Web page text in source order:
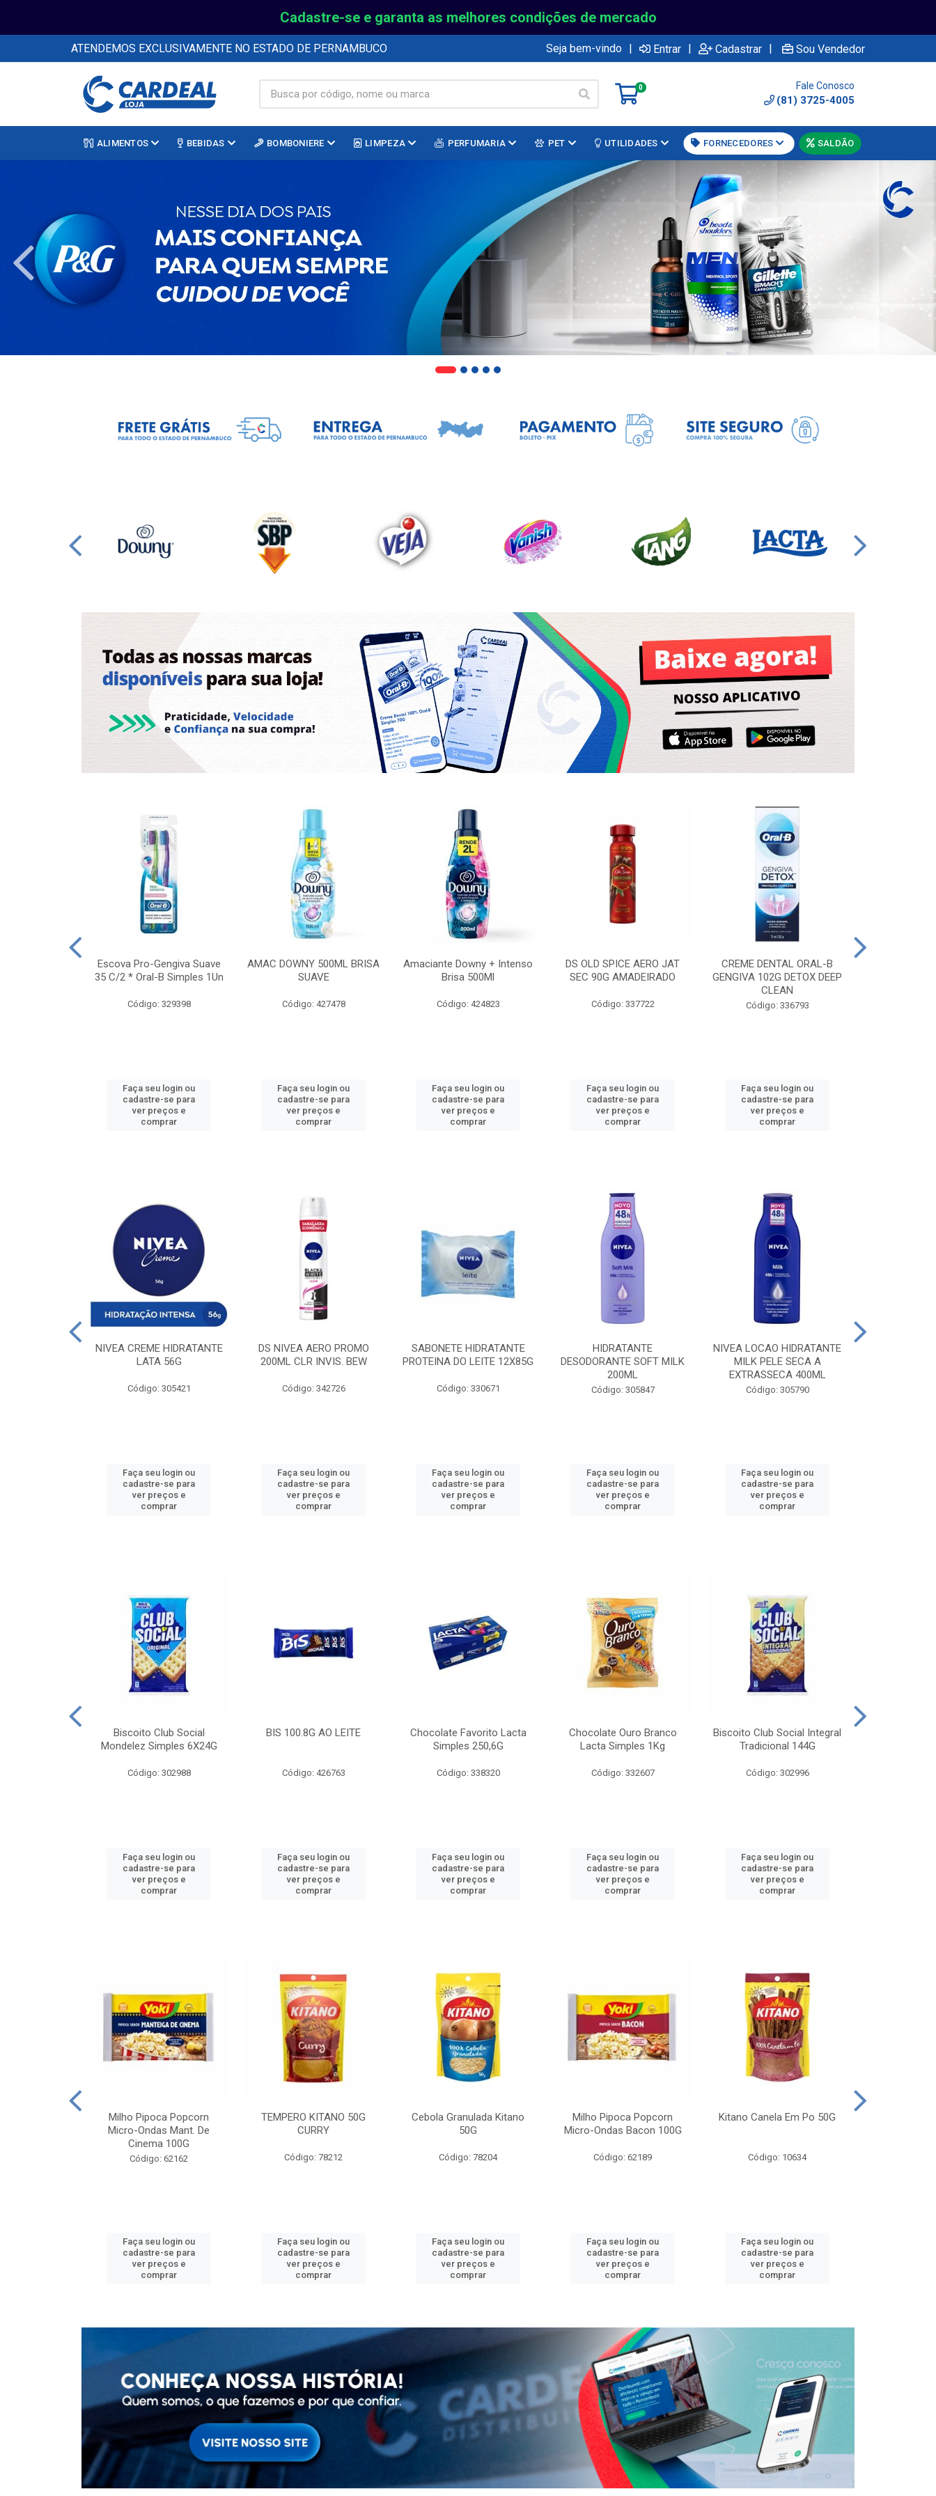
Cadastre-se e garanta as melhores condições de mercado
ATENDEMOS EXCLUSIVAMENTE NO ESTADO DE PERNAMBUCO Seja bem-vindo | Entrar | Cadastrar | Sou Vendedor
0 Fale Conosco
(81) 3725-4005
ALIMENTOS BEBIDAS BOMBONIERE LIMPEZA PERFUMARIA PET UTILIDADES FORNECEDORES SALDÃO
Escova Pro-Gengiva Suave
35 C/2 * Oral-B Simples 1Un
Código: 329398
Faça seu login ou
cadastre-se para
ver preços e
comprar
AMAC DOWNY 500ML BRISA
SUAVE
Código: 427478
Faça seu login ou
cadastre-se para
ver preços e
comprar
Amaciante Downy + Intenso
Brisa 500Ml
Código: 424823
Faça seu login ou
cadastre-se para
ver preços e
comprar
DS OLD SPICE AERO JAT
SEC 90G AMADEIRADO
Código: 337722
Faça seu login ou
cadastre-se para
ver preços e
comprar
CREME DENTAL ORAL-B
GENGIVA 102G DETOX DEEP
CLEAN
Código: 336793
Faça seu login ou
cadastre-se para
ver preços e
comprar
NIVEA CREME HIDRATANTE
LATA 56G
Código: 305421
Faça seu login ou
cadastre-se para
ver preços e
comprar
DS NIVEA AERO PROMO
200ML CLR INVIS. BEW
Código: 342726
Faça seu login ou
cadastre-se para
ver preços e
comprar
SABONETE HIDRATANTE
PROTEINA DO LEITE 12X85G
Código: 330671
Faça seu login ou
cadastre-se para
ver preços e
comprar
HIDRATANTE
DESODORANTE SOFT MILK
200ML
Código: 305847
Faça seu login ou
cadastre-se para
ver preços e
comprar
NIVEA LOCAO HIDRATANTE
MILK PELE SECA A
EXTRASSECA 400ML
Código: 305790
Faça seu login ou
cadastre-se para
ver preços e
comprar
Biscoito Club Social
Mondelez Simples 6X24G
Código: 302988
Faça seu login ou
cadastre-se para
ver preços e
comprar
BIS 100.8G AO LEITE
Código: 426763
Faça seu login ou
cadastre-se para
ver preços e
comprar
Chocolate Favorito Lacta
Simples 250,6G
Código: 338320
Faça seu login ou
cadastre-se para
ver preços e
comprar
Chocolate Ouro Branco
Lacta Simples 1Kg
Código: 332607
Faça seu login ou
cadastre-se para
ver preços e
comprar
Biscoito Club Social Integral
Tradicional 144G
Código: 302996
Faça seu login ou
cadastre-se para
ver preços e
comprar
Milho Pipoca Popcorn
Micro-Ondas Mant. De
Cinema 100G
Código: 62162
Faça seu login ou
cadastre-se para
ver preços e
comprar
TEMPERO KITANO 50G
CURRY
Código: 78212
Faça seu login ou
cadastre-se para
ver preços e
comprar
Cebola Granulada Kitano
50G
Código: 78204
Faça seu login ou
cadastre-se para
ver preços e
comprar
Milho Pipoca Popcorn
Micro-Ondas Bacon 100G
Código: 62189
Faça seu login ou
cadastre-se para
ver preços e
comprar
Kitano Canela Em Po 50G
Código: 10634
Faça seu login ou
cadastre-se para
ver preços e
comprar